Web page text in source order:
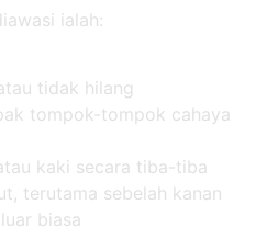
ialah:
tidak hilang
tompok-tompok cahaya
kaki secara tiba-tiba
terutama sebelah kanan
biasa